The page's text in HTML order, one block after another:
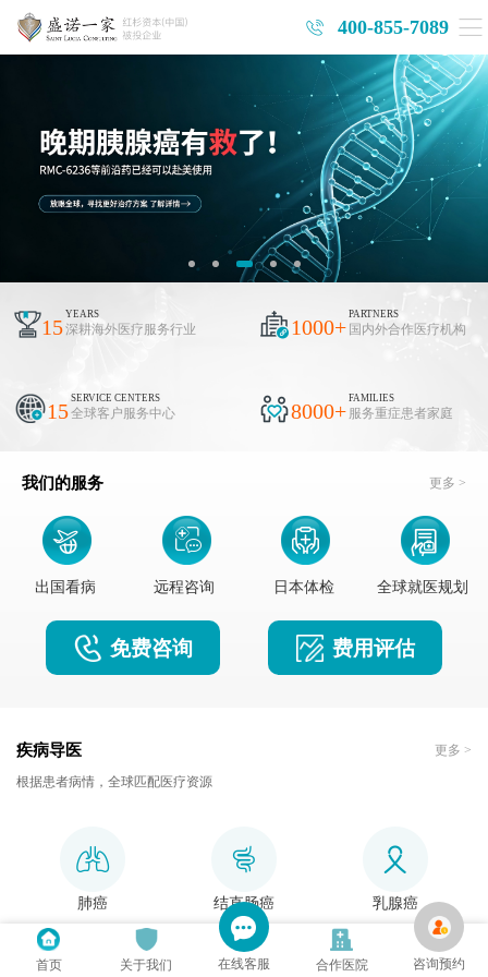
400-855-7089
15
YEARS
深耕海外医疗服务行业 1000+
PARTNERS
国内外合作医疗机构
15
SERVICE CENTERS
全球客户服务中心 8000+
FAMILIES
服务重症患者家庭
我们的服务 更多 >
出国看病 远程咨询 日本体检 全球就医规划
免费咨询 费用评估
疾病导医 更多 >
根据患者病情，全球匹配医疗资源
肺癌 结直肠癌 乳腺癌
首页 关于我们 在线客服 合作医院 咨询预约